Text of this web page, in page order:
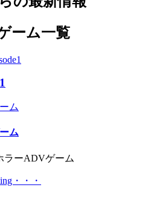
ーム一覧
ム
ム
ラーADVゲーム